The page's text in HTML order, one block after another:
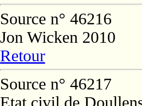
Source n° 46216
Jon Wicken 2010
Retour
Source n° 46217
Etat civil de